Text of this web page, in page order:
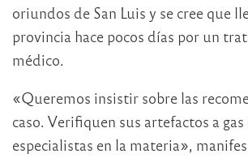
oriundos de San Luis y se cree que
provincia hace pocos días por un
médico.
«Queremos insistir sobre las
caso. Verifiquen sus artefactos a gas
especialistas en la materia»,